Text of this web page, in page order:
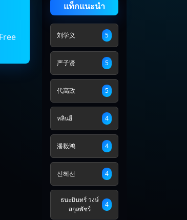
แท็กแนะนำ
刘学义 5
严子贤 5
代高政 5
หลินอี 4
潘毅鸿 4
신혜선 4
ธนะมินทร์ วงษ์
สกุลพัชร์
4